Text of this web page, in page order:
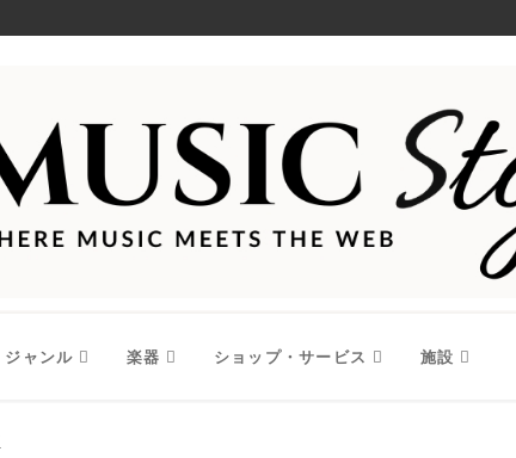
ジャンル 楽器 ショップ・サービス 施設